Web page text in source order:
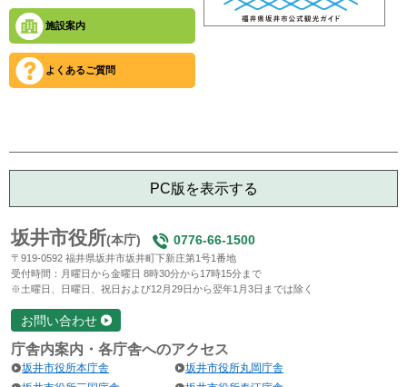
施設案内
よくあるご質問
PC版を表示する
坂井市役所(本庁) 0776-66-1500
〒919-0592 福井県坂井市坂井町下新庄第1号1番地
受付時間：月曜日から金曜日 8時30分から17時15分まで
※土曜日、日曜日、祝日および12月29日から翌年1月3日までは除く
お問い合わせ
庁舎内案内・各庁舎へのアクセス
坂井市役所本庁舎
坂井市役所丸岡庁舎